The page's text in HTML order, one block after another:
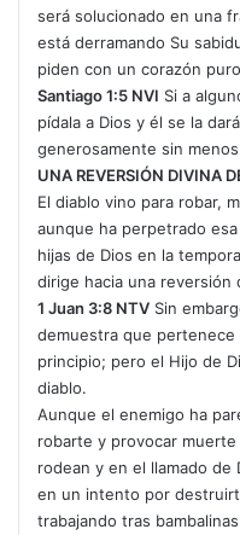
será solucionado en una
está derramando Su
piden con un corazón
Santiago 1:5 NVI Si a
pídala a Dios y él se la
generosamente sin
UNA REVERSIÓN DIVINA
El diablo vino para robar,
aunque ha perpetrado
hijas de Dios en la
dirige hacia una reversión
1 Juan 3:8 NTV Sin
demuestra que pertenece
principio; pero el Hijo de
diablo.
Aunque el enemigo ha
robarte y provocar
rodean y en el llamado
en un intento por
trabajando tras